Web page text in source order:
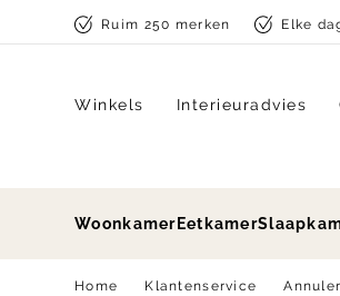
Skip to contentRuim 250 merken Elke
Winkels Interieuradvies
Woonkamer Eetkamer
Home Klantenservice